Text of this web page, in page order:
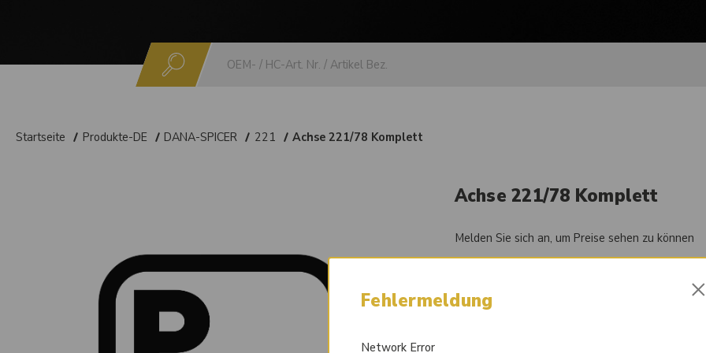
Startseite Produkte-DE DANA-SPICER 221 Achse 221/78 Komplett
Achse 221/78 Komplett
Melden Sie sich an, um Preise sehen zu können
84053357
Fehlermeldung
Network Error